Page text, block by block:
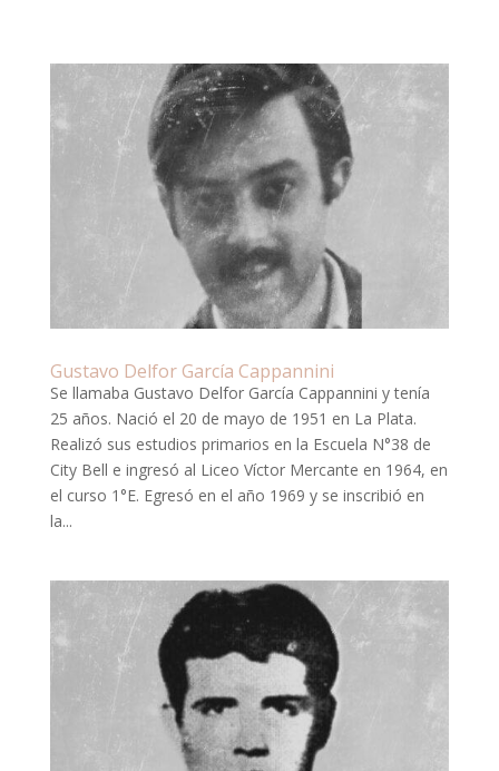
Gustavo Delfor García Cappannini
Se llamaba Gustavo Delfor García Cappannini y tenía
25 años. Nació el 20 de mayo de 1951 en La Plata.
Realizó sus estudios primarios en la Escuela N°38 de
City Bell e ingresó al Liceo Víctor Mercante en 1964, en
el curso 1°E. Egresó en el año 1969 y se inscribió en
la...